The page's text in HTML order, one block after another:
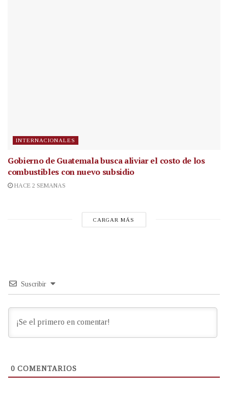
INTERNACIONALES
Gobierno de Guatemala busca aliviar el costo de los
combustibles con nuevo subsidio
HACE 2 SEMANAS
CARGAR MÁS
Suscribir
0 COMENTARIOS